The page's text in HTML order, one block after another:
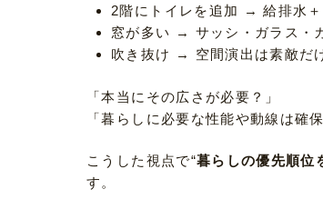
2階にトイレを追加 → 給排水
窓が多い → サッシ・ガラス・
吹き抜け → 空間演出は素敵だ
「本当にその広さが必要？」
「暮らしに必要な性能や動線は確
こうした視点で“暮らしの優先順位
す。